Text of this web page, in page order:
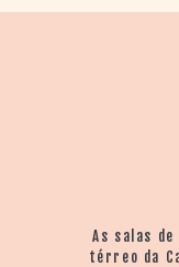
As salas
térreo da